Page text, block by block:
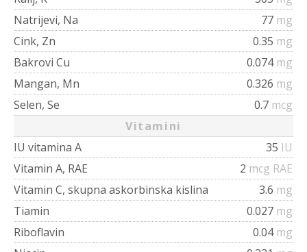
Natrijevi, Na
77 mg
Cink, Zn
0.35 mg
Bakrovi Cu
0.074 mg
Mangan, Mn
0.326 mg
Selen, Se
0.7 mcg
Vitamini
IU vitamina A
35 IU
Vitamin A, RAE
2 mcg RAE
Vitamin C, skupna askorbinska kislina
3.6 mg
Tiamin
0.027 mg
Riboflavin
0.04 mg